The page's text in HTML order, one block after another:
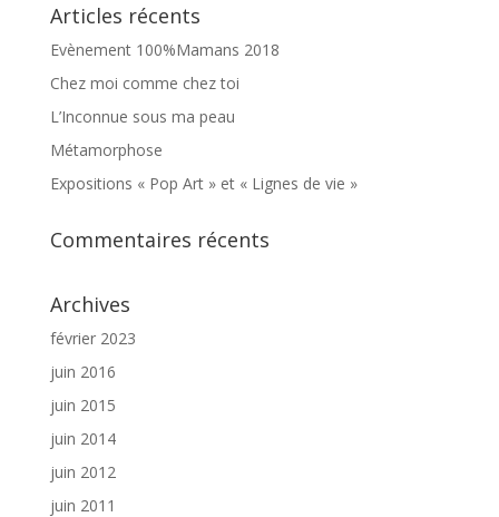
Articles récents
Evènement 100%Mamans 2018
Chez moi comme chez toi
L’Inconnue sous ma peau
Métamorphose
Expositions « Pop Art » et « Lignes de vie »
Commentaires récents
Archives
février 2023
juin 2016
juin 2015
juin 2014
juin 2012
juin 2011